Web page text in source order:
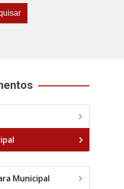
Municipal